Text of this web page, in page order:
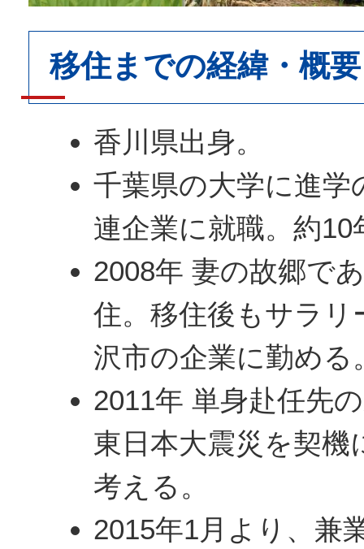
移住までの経緯・概要
香川県出身。
千葉県の大学に進学
連企業に就職。約
2008年 妻の故郷で
住。移住後もサラリ
沢市の企業に勤める
2011年 単身赴任先
東日本大震災を契機
考える。
2015年1月より、兼